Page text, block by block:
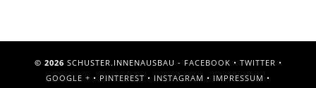
© 2026 SCHUSTER.INNENAUSBAU - FACEBOOK • TWITTER •
GOOGLE + • PINTEREST • INSTAGRAM • IMPRESSUM •